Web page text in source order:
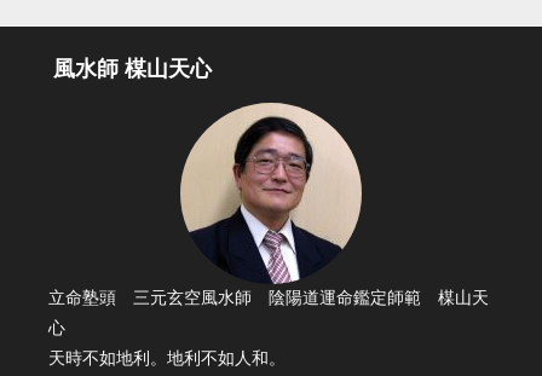
風水師 楳山天心
立命塾頭 三元玄空風水師 陰陽道運命鑑定師範 楳山天
心
天時不如地利。地利不如人和。